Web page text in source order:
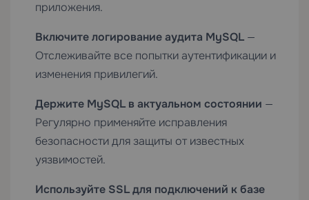
приложения.
Включите логирование аудита MySQL —
Отслеживайте все попытки аутентификации и
изменения привилегий.
Держите MySQL в актуальном состоянии —
Регулярно применяйте исправления
безопасности для защиты от известных
уязвимостей.
Используйте SSL для подключений к базе